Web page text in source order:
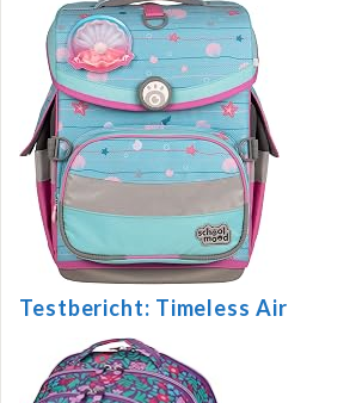
Testbericht: Timeless Air